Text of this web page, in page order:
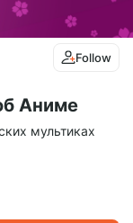
Follow
Аниме
мультиках